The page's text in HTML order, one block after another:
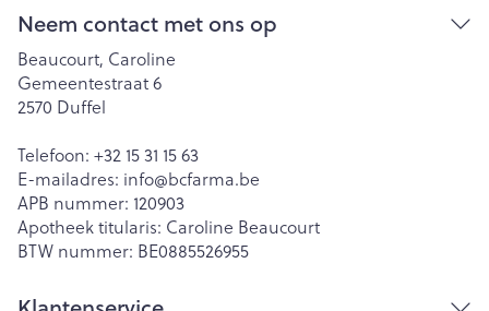
Neem contact met ons op
Beaucourt, Caroline
Gemeentestraat 6
2570 Duffel
Telefoon: +32 15 31 15 63
E-mailadres: info@bcfarma.be
APB nummer: 120903
Apotheek titularis: Caroline Beaucourt
BTW nummer: BE0885526955